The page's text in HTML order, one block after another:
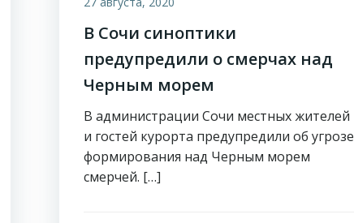
В Сочи синоптики
предупредили о смерчах над
Черным морем
В администрации Сочи местных жителей
и гостей курорта предупредили об угрозе
формирования над Черным морем
смерчей. […]